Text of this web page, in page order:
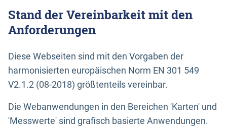
Stand der Vereinbarkeit mit den
Anforderungen
Diese Webseiten sind mit den Vorgaben der
harmonisierten europäischen Norm EN 301 549
V2.1.2 (08-2018) größtenteils vereinbar.
Die Webanwendungen in den Bereichen 'Karten' und
'Messwerte' sind grafisch basierte Anwendungen.